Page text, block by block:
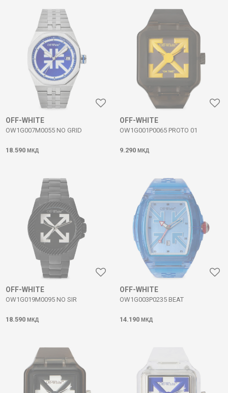
OFF-WHITE
OW1G007M0055 NO GRID
18.590 МКД
OFF-WHITE
OW1G001P0065 PROTO 01
9.290 МКД
OFF-WHITE
OW1G019M0095 NO SIR
18.590 МКД
OFF-WHITE
OW1G003P0235 BEAT
14.190 МКД